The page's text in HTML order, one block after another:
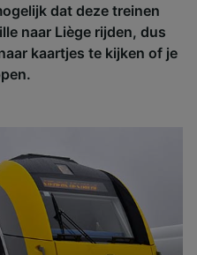
dat deze treinen
naar Liège rijden, dus
kaartjes te kijken of je